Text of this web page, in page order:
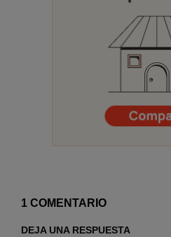
1 COMENTARIO
DEJA UNA RESPUESTA